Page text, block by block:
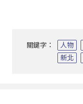
關鍵字： 人物
新北